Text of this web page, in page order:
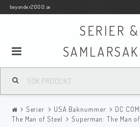
beyonder2000.se
SERIER &
Samlar- och Spelkort
Serier
Serier USA Baknummer DC
The Man of Steel
Superman: The Man